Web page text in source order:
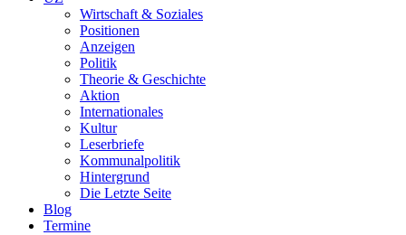
Wirtschaft & Soziales
Positionen
Anzeigen
Politik
Theorie & Geschichte
Aktion
Internationales
Kultur
Leserbriefe
Kommunalpolitik
Hintergrund
Die Letzte Seite
Blog
Termine